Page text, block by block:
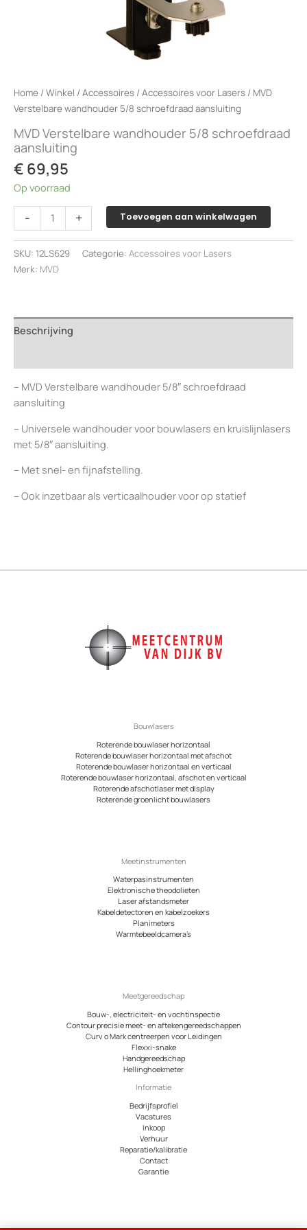
Home /Winkel /Accessoires /Accessoires voor Lasers / MVD
Verstelbare wandhouder 5/8 schroefdraad aansluiting
MVD Verstelbare wandhouder 5/8 schroefdraad
aansluiting
€ 69,95
Op voorraad
-
Verstelbare
wandhouder
5/8
schroefdraad
+ Toevoegen aan winkelwagen
SKU: 12LS629 Categorie: Accessoires voor Lasers
Merk: MVD
Beschrijving
– MVD Verstelbare wandhouder 5/8″ schroefdraad
aansluiting
– Universele wandhouder voor bouwlasers en kruislijnlasers
met 5/8″ aansluiting.
– Met snel- en fijnafstelling.
– Ook inzetbaar als verticaalhouder voor op statief
Bouwlasers
Roterende bouwlaser horizontaal
Roterende bouwlaser horizontaal met afschot
Roterende bouwlaser horizontaal en verticaal
Roterende bouwlaser horizontaal, afschot en verticaal
Roterende afschotlaser met display
Roterende groenlicht bouwlasers
Meetinstrumenten
Waterpasinstrumenten
Elektronische theodolieten
Laser afstandsmeter
Kabeldetectoren en kabelzoekers
Planimeters
Warmtebeeldcamera’s
Meetgereedschap
Bouw-, electriciteit- en vochtinspectie
Contour precisie meet- en aftekengereedschappen
Curv o Mark centreerpen voor Leidingen
Flexxi-snake
Handgereedschap
Hellinghoekmeter
Informatie
Bedrijfsprofiel
Vacatures
Inkoop
Verhuur
Reparatie/kalibratie
Contact
Garantie